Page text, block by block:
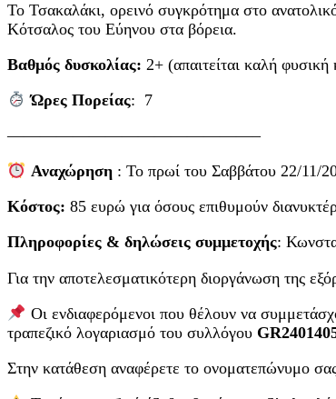
Το Τσακαλάκι, ορεινό συγκρότημα στο
Κότσαλος του Εύηνου στα βόρεια.
Βαθμός δυσκολίας: 2+ (απαιτείται καλή
Ώρες Πορείας: 7
———————————————–
Αναχώρηση : Το πρωί του Σαββάτου 22/11/
Κόστος: 85 ευρώ για όσους επιθυμούν
Πληροφορίες & δηλώσεις συμμετοχής:
Για την αποτελεσματικότερη διοργάνωση της
Οι ενδιαφερόμενοι που θέλουν να
τραπεζικό λογαριασμό του συλλόγου
Στην κατάθεση αναφέρετε το ονοματεπώνυμο